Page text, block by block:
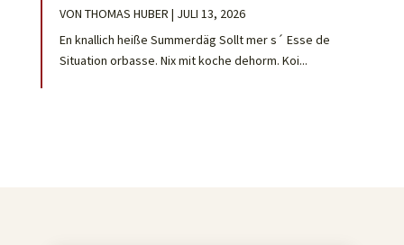
VON THOMAS HUBER | JULI 13, 2026
En knallich heiße Summerdäg Sollt mer s´ Esse de
Situation orbasse. Nix mit koche dehorm. Koi...